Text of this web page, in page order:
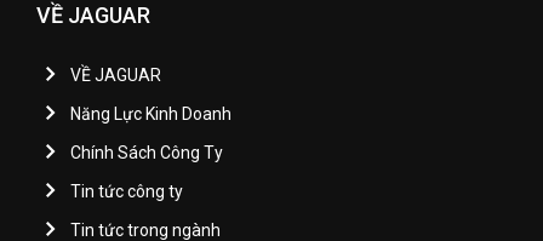
VỀ JAGUAR
VỀ JAGUAR
Năng Lực Kinh Doanh
Chính Sách Công Ty
Tin tức công ty
Tin tức trong ngành